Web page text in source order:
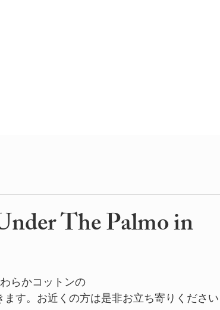
The Palmo in
らかコットンの
す。お近くの方は是非お立ち寄りくださ